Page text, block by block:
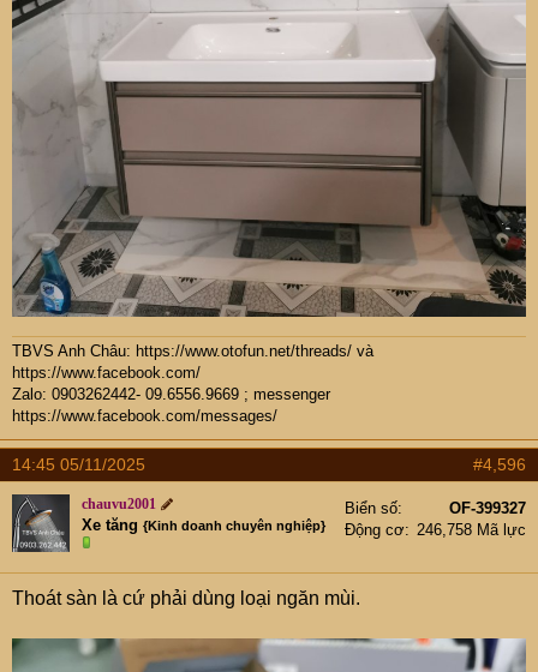
TBVS Anh Châu: https://www.otofun.net/threads/ và
https://www.facebook.com/
Zalo: 0903262442- 09.6556.9669 ; messenger
https://www.facebook.com/messages/
14:45 05/11/2025 #4,596
chauvu2001
Xe tăng {Kinh doanh chuyên nghiệp}
Biển số
OF-399327
Động cơ
246,758 Mã lực
Thoát sàn là cứ phải dùng loại ngăn mùi.